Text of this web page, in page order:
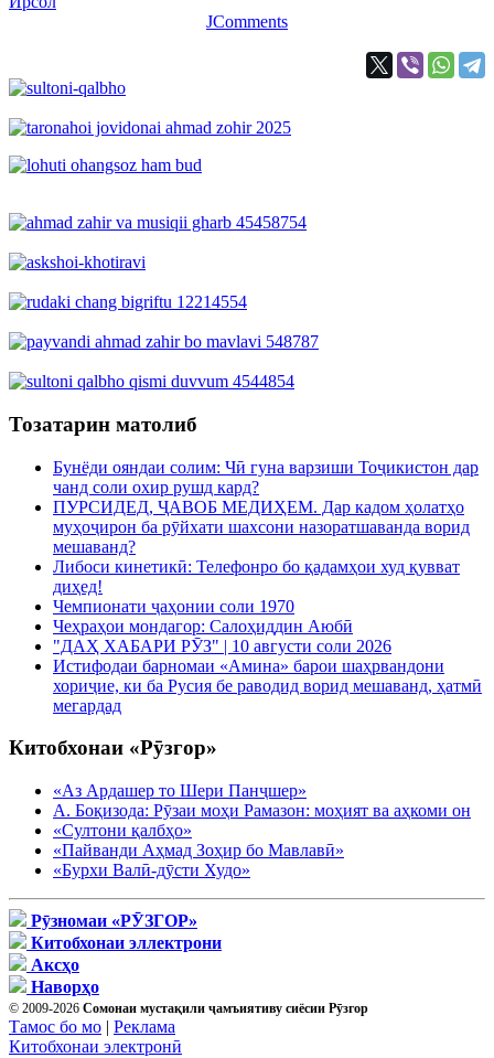
JComments
Тозатарин матолиб
Бунёди ояндаи солим: Чӣ гуна варзиши Тоҷикистон дар
чанд соли охир рушд кард?
ПУРСИДЕД, ҶАВОБ МЕДИҲЕМ. Дар кадом ҳолатҳо
муҳоҷирон ба рӯйхати шахсони назоратшаванда ворид
мешаванд?
Либоси кинетикӣ: Телефонро бо қадамҳои худ қувват
диҳед!
Чемпионати ҷаҳонии соли 1970
Чеҳраҳои мондагор: Салоҳиддин Аюбӣ
"ДАҲ ХАБАРИ РӮЗ" | 10 августи соли 2026
Истифодаи барномаи «Амина» барои шаҳрвандони
хориҷие, ки ба Русия бе раводид ворид мешаванд, ҳатмӣ
мегардад
Китобхонаи «Рӯзгор»
«Аз Ардашер то Шери Панҷшер»
А. Боқизода: Рӯзаи моҳи Рамазон: моҳият ва аҳкоми он
«Султони қалбҳо»
«Пайванди Аҳмад Зоҳир бо Мавлавӣ»
«Бурхи Валӣ-дӯсти Худо»
Рӯзномаи «РӮЗГОР»
Китобхонаи эллектрони
Аксҳо
Наворҳо
© 2009-2026 Сомонаи мустақили ҷамъиятиву сиёсии Рӯзгор
Тамос бо мо | Реклама
Китобхонаи электронӣ